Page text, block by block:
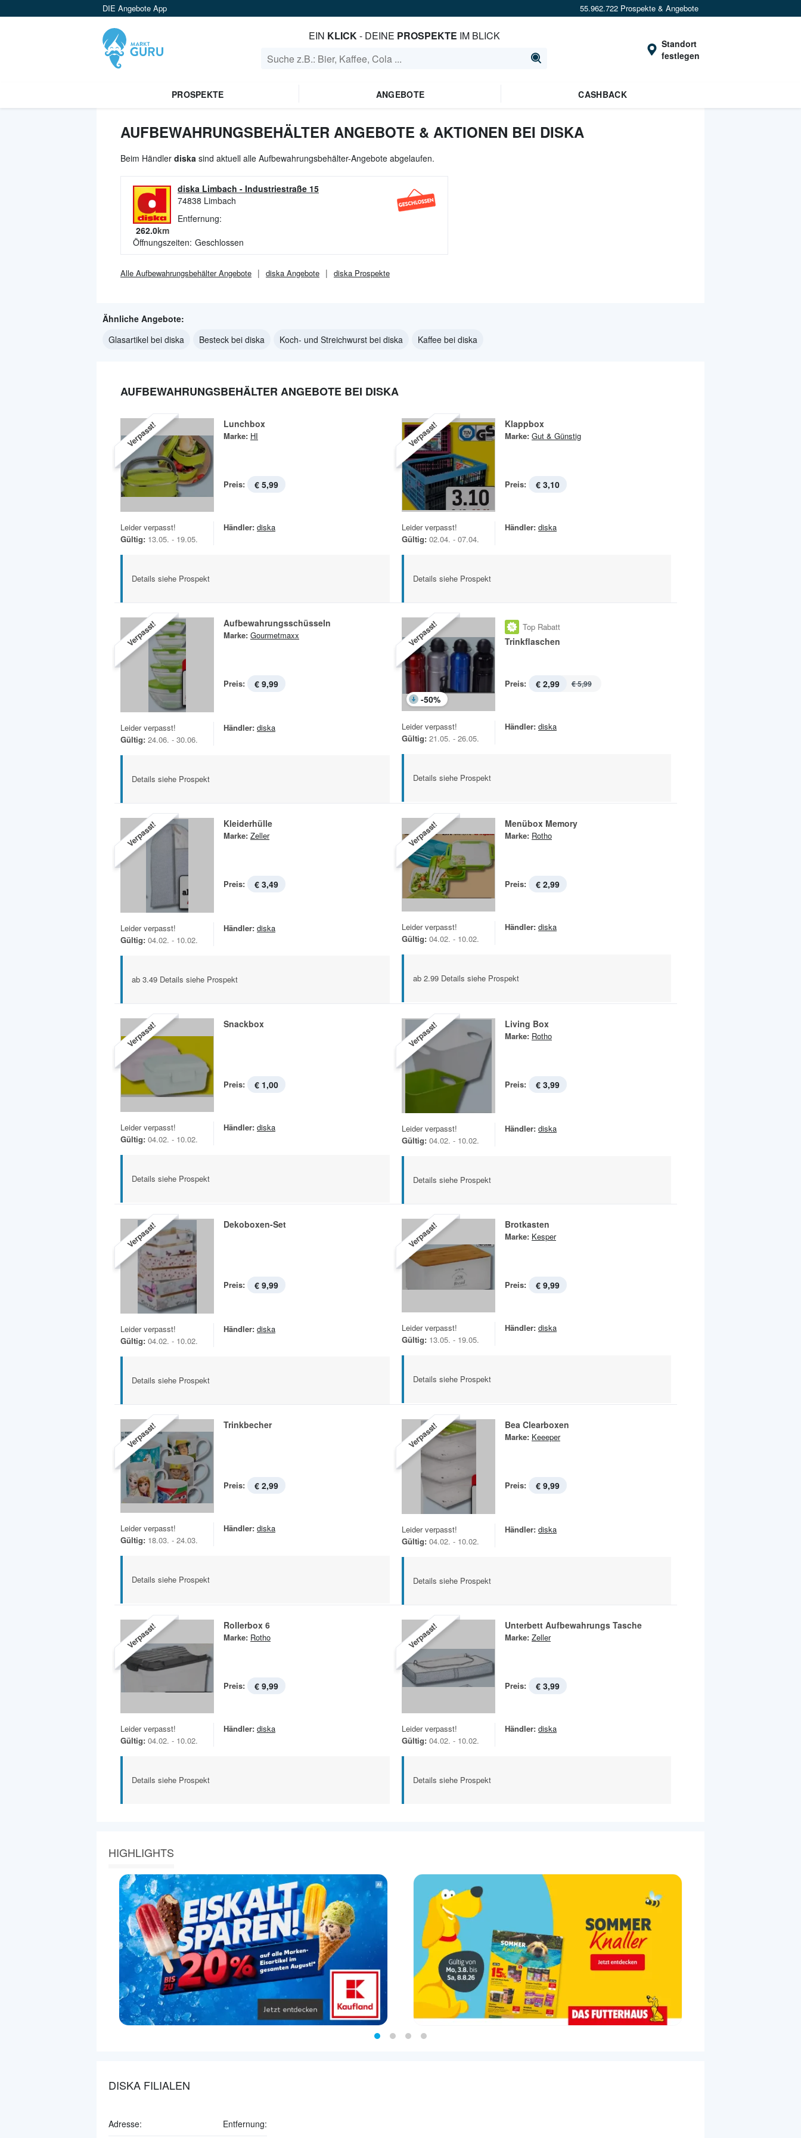
DIE Angebote App 55.962.722 Prospekte & Angebote
EIN KLICK- DEINE PROSPEKTE IM BLICK
Standort
festlegen
PROSPEKTE ANGEBOTE CASHBACK
AUFBEWAHRUNGSBEHÄLTER ANGEBOTE & AKTIONEN BEI DISKA
Beim Händler diska sind aktuell alle Aufbewahrungsbehälter-Angebote abgelaufen.
diska Limbach - Industriestraße 15
74838 Limbach
Entfernung:
262.0km
Öffnungszeiten: Geschlossen
Alle AufbewahrungsbehälterAngebote diska Angebote diska Prospekte
Ähnliche Angebote:
Glasartikel bei diska
Besteck bei diska Koch- und Streichwurst bei diska Kaffee bei diska
AUFBEWAHRUNGSBEHÄLTER ANGEBOTE BEI DISKA
Verpasst! Lunchbox
Marke: HI
Preis: € 5,99
Leider verpasst!
Gültig: 13.05. - 19.05.
Händler: diska
Details siehe Prospekt
Verpasst! Klappbox
Marke: Gut & Günstig
Preis: € 3,10
Leider verpasst!
Gültig: 02.04. - 07.04.
Händler: diska
Details siehe Prospekt
Verpasst! Aufbewahrungsschüsseln
Marke: Gourmetmaxx
Preis: € 9,99
Leider verpasst!
Gültig: 24.06. - 30.06.
Händler: diska
Details siehe Prospekt
Verpasst!
-50%
Top Rabatt
Trinkflaschen
Preis: € 2,99 € 5,99
Leider verpasst!
Gültig: 21.05. - 26.05.
Händler: diska
Details siehe Prospekt
Verpasst! Kleiderhülle
Marke: Zeller
Preis: € 3,49
Leider verpasst!
Gültig: 04.02. - 10.02.
Händler: diska
ab 3.49 Details siehe Prospekt
Verpasst! Menübox Memory
Marke: Rotho
Preis: € 2,99
Leider verpasst!
Gültig: 04.02. - 10.02.
Händler: diska
ab 2.99 Details siehe Prospekt
Verpasst! Snackbox
Preis: € 1,00
Leider verpasst!
Gültig: 04.02. - 10.02.
Händler: diska
Details siehe Prospekt
Verpasst! Living Box
Marke: Rotho
Preis: € 3,99
Leider verpasst!
Gültig: 04.02. - 10.02.
Händler: diska
Details siehe Prospekt
Verpasst! Dekoboxen-Set
Preis: € 9,99
Leider verpasst!
Gültig: 04.02. - 10.02.
Händler: diska
Details siehe Prospekt
Verpasst! Brotkasten
Marke: Kesper
Preis: € 9,99
Leider verpasst!
Gültig: 13.05. - 19.05.
Händler: diska
Details siehe Prospekt
Verpasst! Trinkbecher
Preis: € 2,99
Leider verpasst!
Gültig: 18.03. - 24.03.
Händler: diska
Details siehe Prospekt
Verpasst! Bea Clearboxen
Marke: Keeeper
Preis: € 9,99
Leider verpasst!
Gültig: 04.02. - 10.02.
Händler: diska
Details siehe Prospekt
Verpasst! Rollerbox 6
Marke: Rotho
Preis: € 9,99
Leider verpasst!
Gültig: 04.02. - 10.02.
Händler: diska
Details siehe Prospekt
Verpasst! Unterbett Aufbewahrungs Tasche
Marke: Zeller
Preis: € 3,99
Leider verpasst!
Gültig: 04.02. - 10.02.
Händler: diska
Details siehe Prospekt
HIGHLIGHTS
DISKA FILIALEN
Adresse: Entfernung: